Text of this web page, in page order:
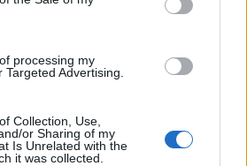
processing my
Advertising.
Collection, Use,
or Sharing of my
Is Unrelated with the
it was collected.
allarme sul centro accoglienza
“Episodi gravissimi”
clienti svuotano le suite: furto da
resort